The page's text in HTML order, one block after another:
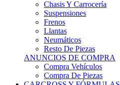
Chasis Y Carrocería
Suspensiones
Frenos
Llantas
Neumáticos
Resto De Piezas
ANUNCIOS DE COMPRA
Compra Vehículos
Compra De Piezas